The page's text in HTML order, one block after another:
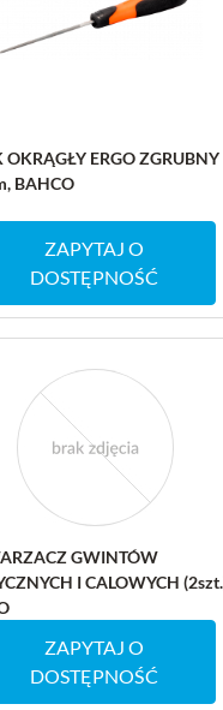
OKRĄGŁY ERGO ZGRUBNY
BAHCO
ZAPYTAJ O
DOSTĘPNOŚĆ
GWINTÓW
I CALOWYCH
ZAPYTAJ O
DOSTĘPNOŚĆ